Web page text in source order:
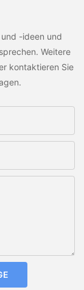
-ideen und
Weitere
kontaktieren Sie